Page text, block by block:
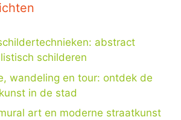
abstract
schilderen
wandeling en tour: ontdek de
in de stad
art en moderne straatkunst